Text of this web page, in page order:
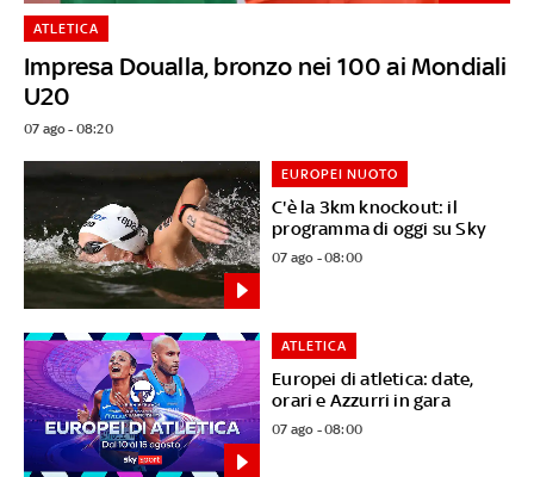
Impresa Doualla, bronzo nei 100 ai Mondiali
U20
ATLETICA
07 ago - 08:20
C'è la 3km knockout: il
programma di oggi su Sky
EUROPEI NUOTO
07 ago - 08:00
Europei di atletica: date,
orari e Azzurri in gara
ATLETICA
07 ago - 08:00